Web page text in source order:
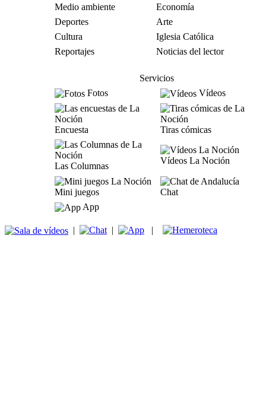
Medio ambiente
Economía
Deportes
Arte
Cultura
Iglesia Católica
Reportajes
Noticias del lector
Servicios
Fotos
Vídeos
Encuesta Tiras cómicas
Las Columnas
Vídeos La Noción
Mini juegos
Chat
App
| | |